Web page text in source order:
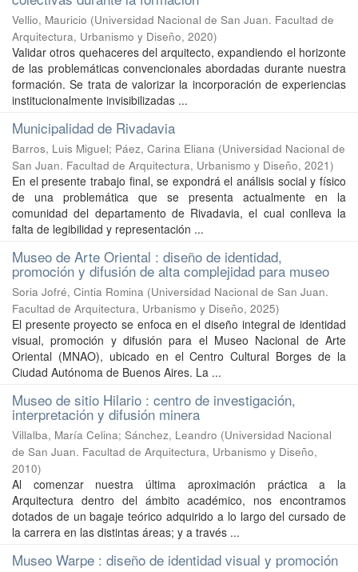
Vellio, Mauricio (Universidad Nacional de San Juan. Facultad de
Arquitectura, Urbanismo y Diseño, 2020)
Validar otros quehaceres del arquitecto, expandiendo el horizonte
de las problemáticas convencionales abordadas durante nuestra
formación. Se trata de valorizar la incorporación de experiencias
institucionalmente invisibilizadas ...
Municipalidad de Rivadavia
Barros, Luis Miguel; Páez, Carina Eliana (Universidad Nacional de
San Juan. Facultad de Arquitectura, Urbanismo y Diseño, 2021)
En el presente trabajo final, se expondrá el análisis social y físico
de una problemática que se presenta actualmente en la
comunidad del departamento de Rivadavia, el cual conlleva la
falta de legibilidad y representación ...
Museo de Arte Oriental : diseño de identidad,
promoción y difusión de alta complejidad para museo
Soria Jofré, Cintia Romina (Universidad Nacional de San Juan.
Facultad de Arquitectura, Urbanismo y Diseño, 2025)
El presente proyecto se enfoca en el diseño integral de identidad
visual, promoción y difusión para el Museo Nacional de Arte
Oriental (MNAO), ubicado en el Centro Cultural Borges de la
Ciudad Autónoma de Buenos Aires. La ...
Museo de sitio Hilario : centro de investigación,
interpretación y difusión minera
Villalba, María Celina; Sánchez, Leandro (Universidad Nacional
de San Juan. Facultad de Arquitectura, Urbanismo y Diseño,
2010)
Al comenzar nuestra última aproximación práctica a la
Arquitectura dentro del ámbito académico, nos encontramos
dotados de un bagaje teórico adquirido a lo largo del cursado de
la carrera en las distintas áreas; y a través ...
Museo Warpe : diseño de identidad visual y promoción